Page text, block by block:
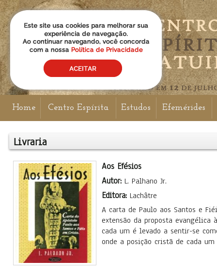
Home Centro Espírita Estudos Efemérides
Livraria
Aos Efésios
Autor: L. Palhano Jr.
Editora: Lachâtre
A carta de Paulo aos Santos e
extensão da proposta evangélica
cada um é levado a sentir-se
onde a posição cristã de cada